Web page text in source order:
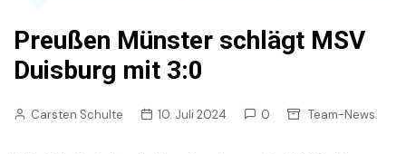
Preußen Münster schlägt MSV
Duisburg mit 3:0
Carsten Schulte 10. Juli 2024 0 Team-News